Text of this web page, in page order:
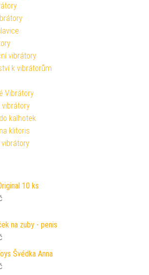
vibrátory
k vibrátorům
Vibrátory
vibrátory
kalhotek
klitoris
10 ks
na zuby - penis
Švédka Anna